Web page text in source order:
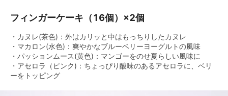
フィンガーケーキ（16個）×2個
・カヌレ(茶色)：外はカリッと中はもっちりしたカヌレ
・マカロン(水色)：爽やかなブルーベリーヨーグルトの風味
・パッションムース(黄色)：マンゴーをのせ夏らしい風味に
・アセロラ（ピンク)：ちょっぴり酸味のあるアセロラに、ベリ
ーをトッピング